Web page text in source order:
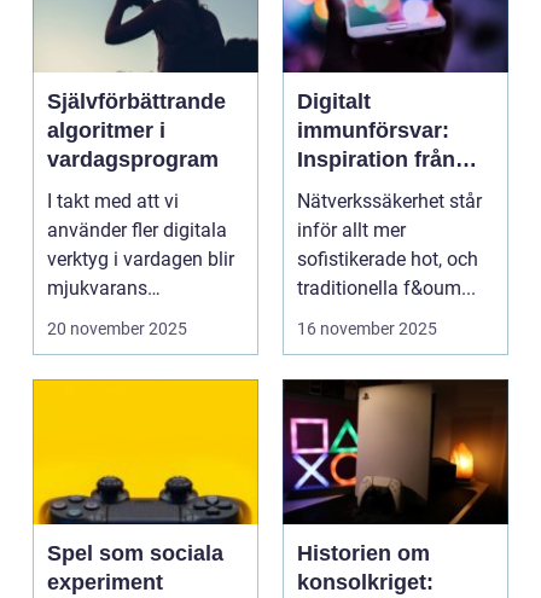
Självförbättrande
algoritmer i
vardagsprogram
I takt med att vi
använder fler digitala
verktyg i vardagen blir
mjukvarans
anpassningsför...
20 november 2025
Digitalt
immunförsvar:
Inspiration från
biologiska system
för att stärka
nätverkssäkerhet
Nätverkssäkerhet står
inför allt mer
sofistikerade hot, och
traditionella f&oum...
16 november 2025
Spel som sociala
experiment
Historien om
konsolkriget: